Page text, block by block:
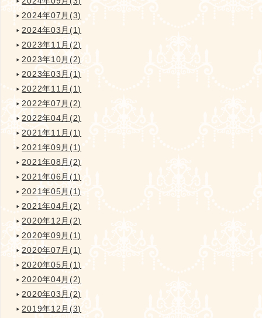
2024年07月(3)
2024年03月(1)
2023年11月(2)
2023年10月(2)
2023年03月(1)
2022年11月(1)
2022年07月(2)
2022年04月(2)
2021年11月(1)
2021年09月(1)
2021年08月(2)
2021年06月(1)
2021年05月(1)
2021年04月(2)
2020年12月(2)
2020年09月(1)
2020年07月(1)
2020年05月(1)
2020年04月(2)
2020年03月(2)
2019年12月(3)